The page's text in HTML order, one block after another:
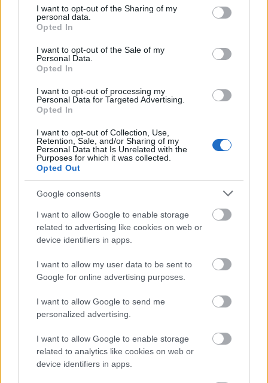
not limited to your visit or usage behaviour. You may click to
grant or deny consent to Google and its third-party tags to
use your data for below specified purposes in below Google
consent section.
I want to opt-out of the Sharing of my
personal data.
Opted In
I want to opt-out of the Sale of my
Personal Data.
Opted In
I want to opt-out of processing my
Personal Data for Targeted Advertising.
Opted In
I want to opt-out of Collection, Use,
Retention, Sale, and/or Sharing of my
Personal Data that Is Unrelated with the
Purposes for which it was collected.
Opted Out
Google consents
I want to allow Google to enable storage
related to advertising like cookies on web or
device identifiers in apps.
I want to allow my user data to be sent to
Google for online advertising purposes.
I want to allow Google to send me
personalized advertising.
I want to allow Google to enable storage
related to analytics like cookies on web or
device identifiers in apps.
Αλλάζουν τα χαρτονομίσματα ευρώ –
Οριστικά εκτός το 500ευρο
ΑΣΕΠ: Αυτές είναι οι δύο επόμενες
προκηρύξεις «μαμούθ» (με μόρια)
Τι σημαίνει η λέξη «προικοδότης»
ΑΣΕΠ - Μόνιμες προσλήψεις στη
Δημοτική Αστυνομία: Νέα οριστικά
αποτελέσματα
Γλώσσα